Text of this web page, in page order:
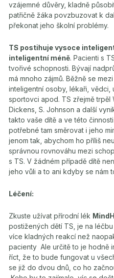
vzájemné důvěry, kladně
patřičně žáka povzbuzovat k
překonat jeho školní problémy.
TS postihuje vysoce
inteligentní méně. Pacienti s
tvořivé schopnosti. Bývají
má mnoho zájmů. Běžně se
inteligentní osoby, lékaři, vědci,
sportovci apod. TS zřejmě trpěl
Dickens, S. Johnson a další
takto vaše dítě a ve této
potřebné tam směrovat i jeho
jenom tak, abychom ho příliš
správnou rovnováhu mezi
s TS. V žádném případě dítě
jeho vůli a to ani kdyby se nám
Léčení:
Zkuste užívat přírodní lék
postižených dětí TS, je na léčbu
více kladných reakcí než
pacienty Ale určitě to je hodně
říct, že to bude fungovat u
se již do dvou dnů, co ho